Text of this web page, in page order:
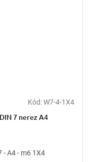
Kód:W7-4-1X4
7 nerez A4
- A4 - m6 1X4